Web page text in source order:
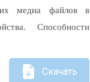
медиа файлов в
Способности
Скачать